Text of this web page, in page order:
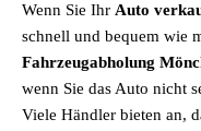
Wenn Sie Ihr Auto
schnell und bequem wie
Fahrzeugabholung
wenn Sie das Auto nicht
Viele Händler bieten an,